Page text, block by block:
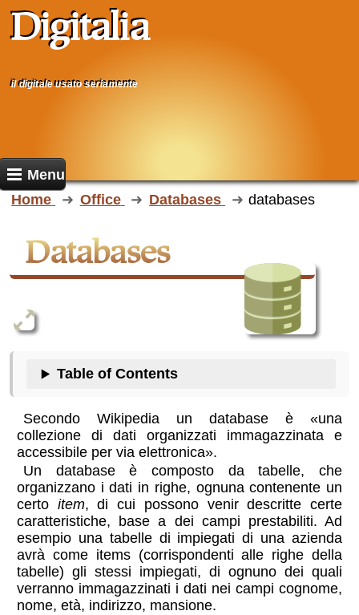
Digitalia
il digitale usato seriamente
Menu
Home
Office Databases databases
databases
Table of Contents
Secondo Wikipedia un database è «una
collezione di dati organizzati immagazzinata e
accessibile per via elettronica».
Un database è composto da tabelle, che
organizzano i dati in righe, ognuna contenente un
certo item, di cui possono venir descritte certe
caratteristiche, base a dei campi prestabiliti. Ad
esempio una tabelle di impiegati di una azienda
avrà come items (corrispondenti alle righe della
tabelle) gli stessi impiegati, di ognuno dei quali
verranno immagazzinati i dati nei campi cognome,
nome, età, indirizzo, mansione.